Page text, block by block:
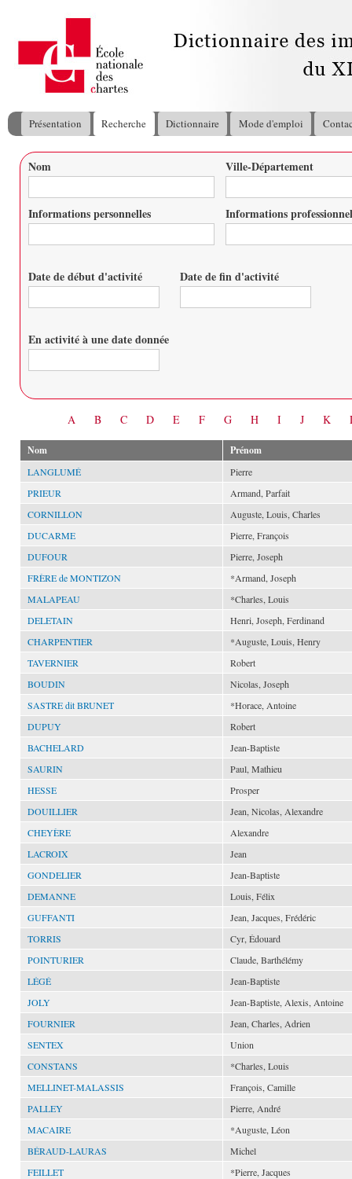
Menu principal
Présentation Recherche Dictionnaire Mode d'emploi
Vous êtes ici
Nom Ville-Département
Informations personnelles Informations
Date de début d'activité Date de fin d'activité
En activité à une date donnée
A B C D E F G H I J K
Nom Prénom
LANGLUMÉ
Pierre
PRIEUR
Armand, Parfait
CORNILLON
Auguste, Louis, Charles
DUCARME
Pierre, François
DUFOUR
Pierre, Joseph
FRÈRE de MONTIZON
*Armand, Joseph
MALAPEAU
*Charles, Louis
DELETAIN
Henri, Joseph, Ferdinand
CHARPENTIER
*Auguste, Louis, Henry
TAVERNIER
Robert
BOUDIN
Nicolas, Joseph
SASTRE dit BRUNET
*Horace, Antoine
DUPUY
Robert
BACHELARD
Jean-Baptiste
SAURIN
Paul, Mathieu
HESSE
Prosper
DOUILLIER
Jean, Nicolas, Alexandre
CHEYÈRE
Alexandre
LACROIX
Jean
GONDELIER
Jean-Baptiste
DEMANNE
Louis, Félix
GUFFANTI
Jean, Jacques, Frédéric
TORRIS
Cyr, Édouard
POINTURIER
Claude, Barthélémy
LÉGÉ
Jean-Baptiste
JOLY
Jean-Baptiste, Alexis, Antoine
FOURNIER
Jean, Charles, Adrien
SENTEX
Union
CONSTANS
*Charles, Louis
MELLINET-MALASSIS
François, Camille
PALLEY
Pierre, André
MACAIRE
*Auguste, Léon
BÉRAUD-LAURAS
Michel
FEILLET
*Pierre, Jacques